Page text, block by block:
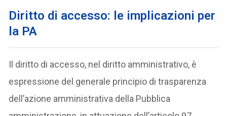
Diritto di accesso: le implicazioni per
la PA
Il diritto di accesso, nel diritto amministrativo, è
espressione del generale principio di trasparenza
dell’azione amministrativa della Pubblica